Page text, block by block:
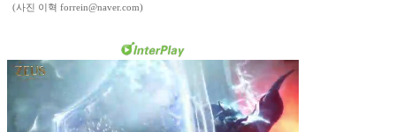
(사진 이혁 forrein@naver.com)